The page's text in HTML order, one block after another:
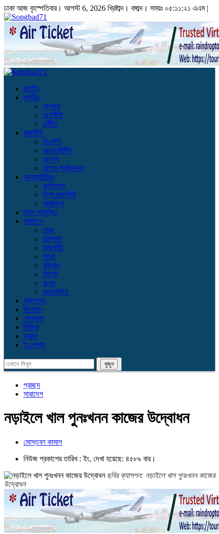
ঢাকা আজ বৃহস্পতিবার। আগস্ট 6, 2026 খ্রিষ্টাব্দ। বঙ্গাব্দ। সময়ঃ ০৫:১১:২১ এএম|
জাতীয়
জাতীয়
অপরাধ
অর্থনীতি
দুর্নীতি
রাজনীতি
বিএনপি
আওয়ামীলীগ
অনন্য
বিশেষ প্রতিবেদন
আন্তর্জাতিক
জাতিসংঘ
বিশ্ব রাজনীতি
সারাবিশ্ব
তথ্য প্রযুক্তি
সারাদেশ
ঢাকা
চট্টগ্রাম
রাজশাহী
খুলনা
বরিশাল
সিলেট
রংপুর
ময়মনসিংহ
ক্যাম্পাস
বিনোদন
খেলাধুলা
মিডিয়া
ভ্রমন
ই-পেপার
প্রচ্ছদ
সারাদেশ
নড়াইলে খাল পুনঃখনন কাজের উদ্বোধন
মোস্তফা কামাল
নিউজ প্রকাশের তারিখ : ইং, দেখা হয়েছে: ৪৫৮৯ বার।
ছবির ক্যাপশন: নড়াইলে খাল পুনঃখনন কাজের
উদ্বোধন